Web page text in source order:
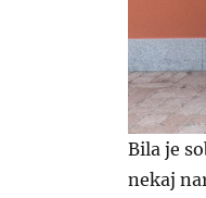
Bila je
nekaj